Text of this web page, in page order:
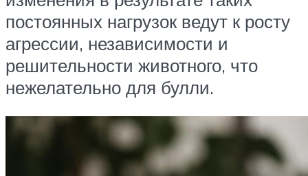
постоянных нагрузок ведут к росту
агрессии, независимости и
решительности животного, что
нежелательно для булли.